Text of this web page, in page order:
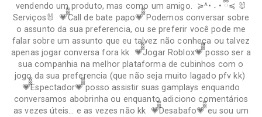
vendendo um produto, mas como um amigo. ≽^• ˕ • ྀི≼ 🐰
Serviços🐰 💗᪲᪲᪲Call de bate papo💗᪲᪲᪲ Podemos conversar sobre
o assunto da sua preferencia, ou se preferir você pode me
falar sobre um assunto que eu talvez não conheça ou talvez
apenas jogar conversa fora kk 💗᪲᪲᪲Jogar Roblox💗᪲᪲᪲ posso ser a
sua companhia na melhor plataforma de cubinhos com o
jogo da sua preferencia (que não seja muito lagado pfv kk)
💗᪲᪲᪲Espectador💗᪲᪲᪲ posso assistir suas gamplays enquando
conversamos abobrinha ou enquanto adiciono comentários
as vezes úteis... e as vezes não kk 💗᪲᪲᪲Desabafo💗᪲᪲᪲ eu sou um